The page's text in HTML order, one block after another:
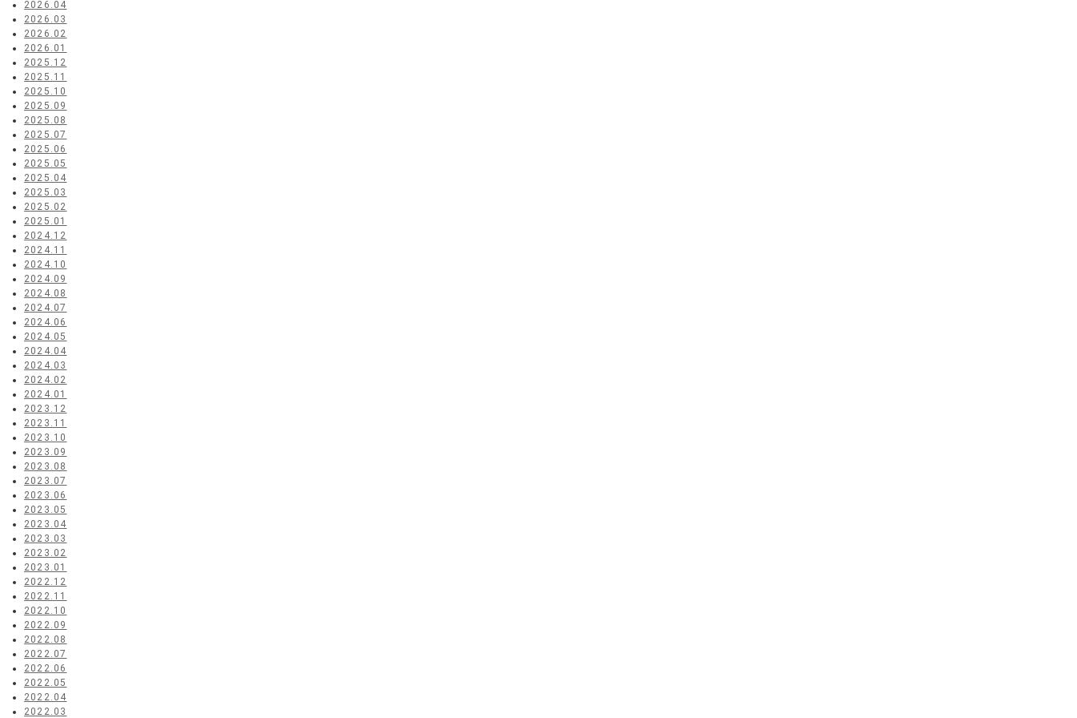
2026.04
2026.03
2026.02
2026.01
2025.12
2025.11
2025.10
2025.09
2025.08
2025.07
2025.06
2025.05
2025.04
2025.03
2025.02
2025.01
2024.12
2024.11
2024.10
2024.09
2024.08
2024.07
2024.06
2024.05
2024.04
2024.03
2024.02
2024.01
2023.12
2023.11
2023.10
2023.09
2023.08
2023.07
2023.06
2023.05
2023.04
2023.03
2023.02
2023.01
2022.12
2022.11
2022.10
2022.09
2022.08
2022.07
2022.06
2022.05
2022.04
2022.03